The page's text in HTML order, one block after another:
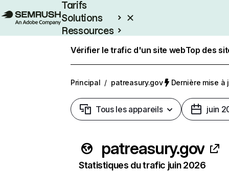
Tarifs
Solutions
Ressources
Vérifier le trafic d'un site webTop des
Principal / patreasury.gov Dernière mise à
Tous les appareils juin
patreasury.gov
Statistiques du trafic juin 2026